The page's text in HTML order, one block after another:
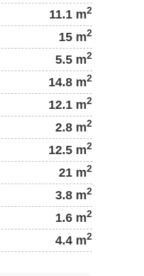
11.1 m2
15 m2
5.5 m2
14.8 m2
12.1 m2
2.8 m2
12.5 m2
21 m2
3.8 m2
1.6 m2
4.4 m2